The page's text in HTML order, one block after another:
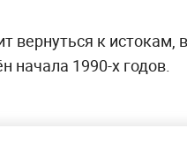
вернуться к истокам,
начала 1990-х годов.